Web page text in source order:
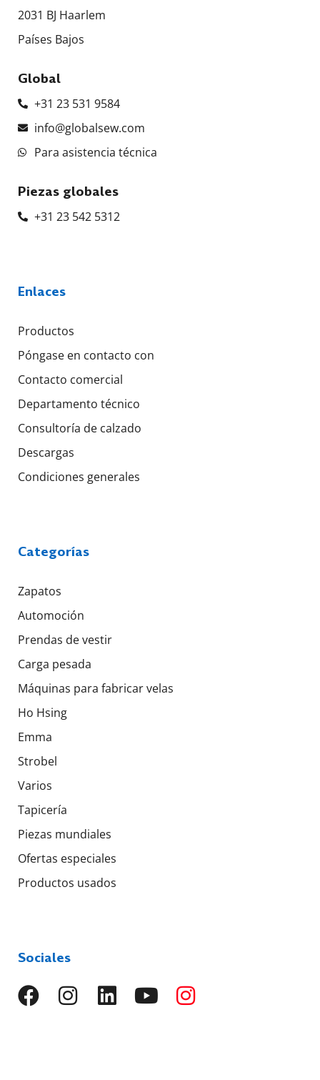
2031 BJ Haarlem
Países Bajos
Global
+31 23 531 9584
info@globalsew.com
Para asistencia técnica
Piezas globales
+31 23 542 5312
Enlaces
Productos
Póngase en contacto con
Contacto comercial
Departamento técnico
Consultoría de calzado
Descargas
Condiciones generales
Categorías
Zapatos
Automoción
Prendas de vestir
Carga pesada
Máquinas para fabricar velas
Ho Hsing
Emma
Strobel
Varios
Tapicería
Piezas mundiales
Ofertas especiales
Productos usados
Sociales